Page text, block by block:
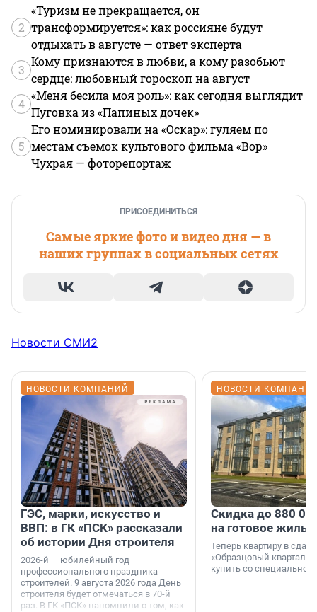
2
«Туризм не прекращается, он
трансформируется»: как россияне будут
отдыхать в августе — ответ эксперта
3
Кому признаются в любви, а кому разобьют
сердце: любовный гороскоп на август
4
«Меня бесила моя роль»: как сегодня выглядит
Пуговка из «Папиных дочек»
5
Его номинировали на «Оскар»: гуляем по
местам съемок культового фильма «Вор»
Чухрая — фоторепортаж
ПРИСОЕДИНИТЬСЯ
Самые яркие фото и видео дня — в
наших группах в социальных сетях
Новости СМИ2
НОВОСТИ КОМПАНИЙ
ГЭС, марки, искусство и
ВВП: в ГК «ПСК» рассказали
об истории Дня строителя
2026-й — юбилейный год
профессионального праздника
строителей. 9 августа 2026 года День
строителя будет отмечаться в 70-й
раз. В ГК «ПСК» напомнили о том, как
НОВОСТИ
Скидка до 880
на готовое
Теперь квартиру в
«Образцовый квартал
купить со специальной